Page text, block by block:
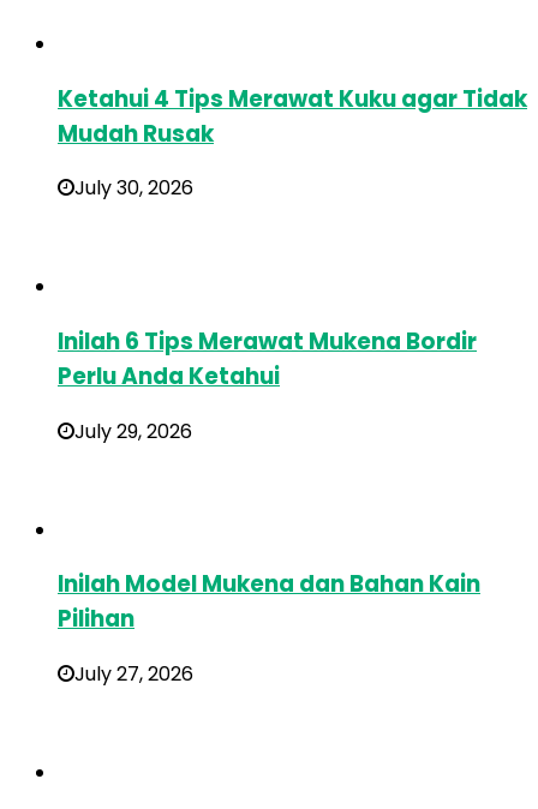
Ketahui 4 Tips Merawat Kuku agar Tidak
Mudah Rusak
July 30, 2026
Inilah 6 Tips Merawat Mukena Bordir
Perlu Anda Ketahui
July 29, 2026
Inilah Model Mukena dan Bahan Kain
Pilihan
July 27, 2026